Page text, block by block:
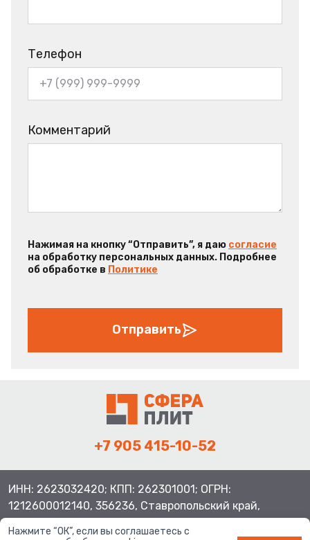
Телефон
Комментарий
Нажимая на кнопку “Отправить”, я даю согласие
на обработку персональных данных. Подробнее
об обработке в Политике
Отправить
+7 905 415-10-52
ИНН: 2623032420; КПП: 262301001; ОГРН:
1212600012140, 356236, Ставропольский край,
Нажмите “ОК”, если вы соглашаетесь с